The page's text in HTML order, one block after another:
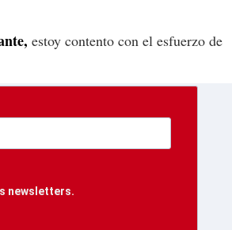
estoy contento con el esfuerzo de
newsletters.